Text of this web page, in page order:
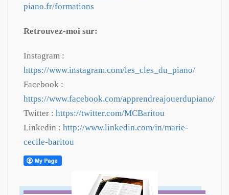
piano.fr/formations
Retrouvez-moi sur:
Instagram :
https://www.instagram.com/les_cles_du_piano/
Facebook :
https://www.facebook.com/apprendreajouerdupiano/
Twitter : https://twitter.com/MCBaritou
Linkedin : http://www.linkedin.com/in/marie-
cecile-baritou